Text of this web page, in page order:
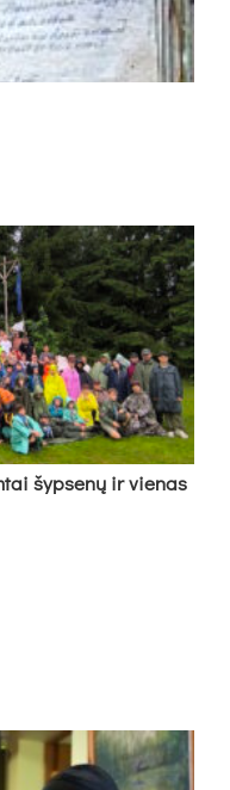
šyp­se­nų ir vie­nas